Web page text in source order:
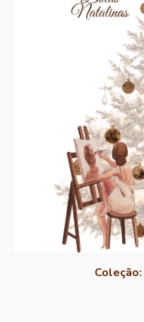
Coleção: